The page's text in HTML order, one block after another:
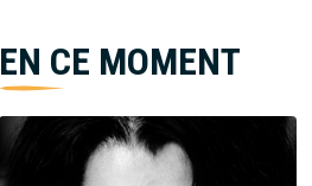
EN CE MOMENT
Illustration